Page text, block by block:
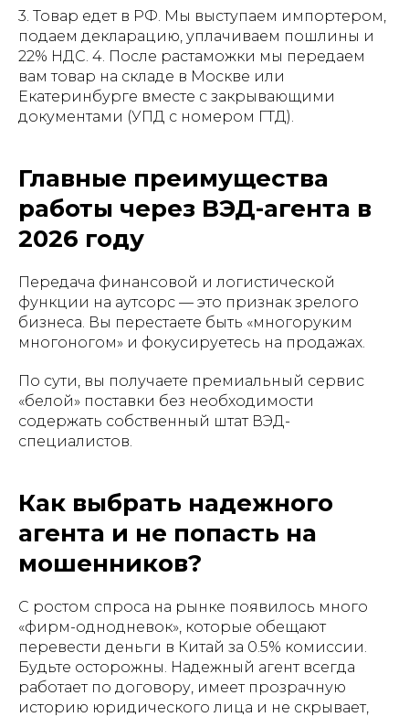
3. Товар едет в РФ. Мы выступаем импортером,
подаем декларацию, уплачиваем пошлины и
22% НДС. 4. После растаможки мы передаем
вам товар на складе в Москве или
Екатеринбурге вместе с закрывающими
документами (УПД с номером ГТД).
Главные преимущества
работы через ВЭД-агента в
2026 году
Передача финансовой и логистической
функции на аутсорс — это признак зрелого
бизнеса. Вы перестаете быть «многоруким
многоногом» и фокусируетесь на продажах.
По сути, вы получаете премиальный сервис
«белой» поставки без необходимости
содержать собственный штат ВЭД-
специалистов.
Как выбрать надежного
агента и не попасть на
мошенников?
С ростом спроса на рынке появилось много
«фирм-однодневок», которые обещают
перевести деньги в Китай за 0.5% комиссии.
Будьте осторожны. Надежный агент всегда
работает по договору, имеет прозрачную
историю юридического лица и не скрывает,